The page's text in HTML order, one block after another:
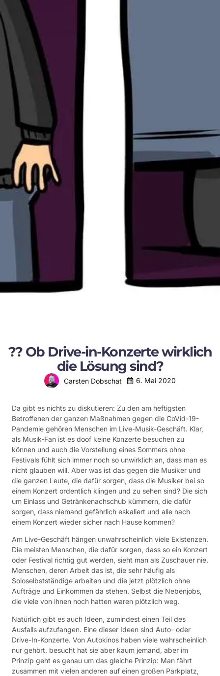
?? Ob Drive-in-Konzerte wirklich
die Lösung sind?
Carsten Dobschat 6. Mai 2020
Da gibt es nichts zu diskutieren: Zu den am heftigsten
Betroffenen der ganzen Maßnahmen gegen die CoVid-19-
Pandemie gehören Menschen im Live-Musik-Geschäft. Klar,
als Musik-Fan ist es doof keine Konzerte besuchen zu
können und auch die Vorstellung eines Sommers ohne
Festivals fühlt sich immer noch so unwirklich an, dass man es
nicht glauben will. Aber was ist das gegen die Musiker und
die ganzen Leute, die dafür sorgen, dass die Musiker bei so
einem Konzert ordentlich klingen und zu sehen sind? Die sich
um Einlass und Getränkenachschub kümmern, die dafür
sorgen, dass niemand gefährlich eskaliert und alle nach
einem Konzert wieder sicher nach Hause kommen?
Am Live-Geschäft hängen unwahrscheinlich viele Existenzen.
Die meisten Menschen, die dafür sorgen, dass so ein Konzert
oder Festival richtig gut werden, sieht man als Zuschauer nie.
Menschen, deren Arbeit das ist, die sehr häufig als
Soloselbstständige arbeiten und die jetzt plötzlich ohne
Aufträge und Einkommen da stehen. Selbst die Nebenjobs,
die viele von ihnen noch hatten waren plötzlich weg.
Natürlich gibt es auch Ideen, zumindest einen Teil des
Ausfalls aufzufangen. Eine dieser Ideen sind Auto- oder
Drive-In-Konzerte. Von Autokinos haben viele wahrscheinlich
nur gehört, besucht hat sie aber kaum jemand, aber im
Prinzip geht es genau um das gleiche Prinzip: Man fährt
zusammen mit vielen anderen auf einen großen Parkplatz,